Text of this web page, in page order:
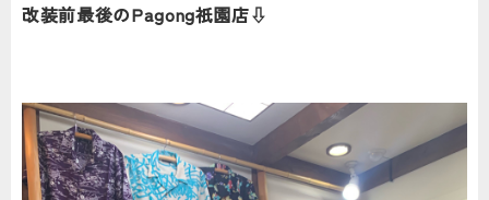
改装前最後のPagong祇園店⇩